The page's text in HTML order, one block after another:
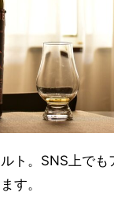
ト。SNS上でも
す。